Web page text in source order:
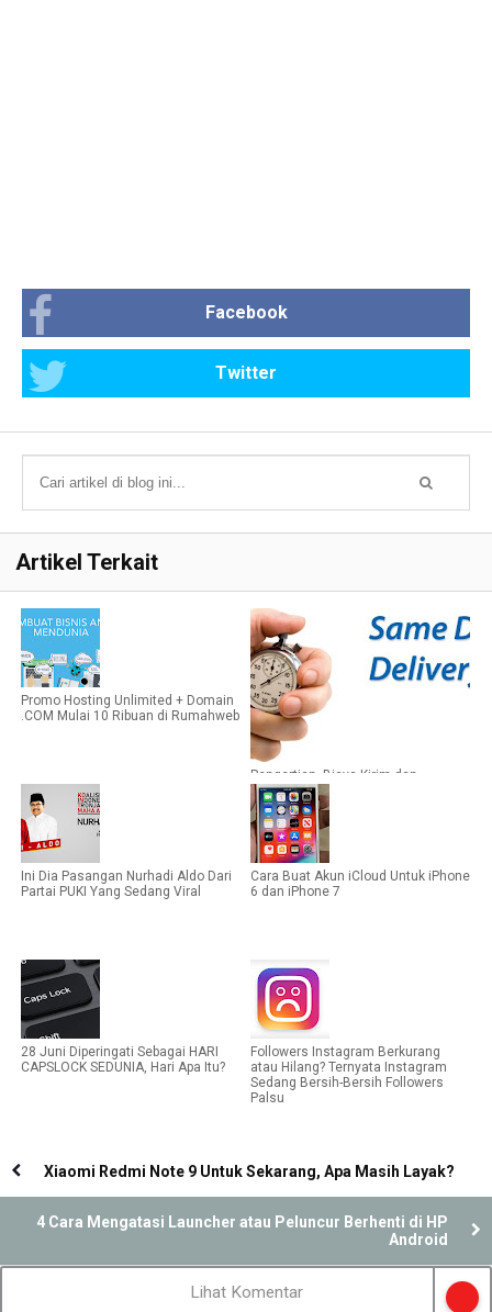
Facebook
Twitter
Artikel Terkait
Promo Hosting Unlimited + Domain
.COM Mulai 10 Ribuan di Rumahweb
Pengertian, Biaya Kirim dan
Kelebihan Same Day Service
Ini Dia Pasangan Nurhadi Aldo Dari
Partai PUKI Yang Sedang Viral
Cara Buat Akun iCloud Untuk iPhone
6 dan iPhone 7
28 Juni Diperingati Sebagai HARI
CAPSLOCK SEDUNIA, Hari Apa Itu?
Followers Instagram Berkurang
atau Hilang? Ternyata Instagram
Sedang Bersih-Bersih Followers
Palsu
Xiaomi Redmi Note 9 Untuk Sekarang, Apa Masih Layak?
4 Cara Mengatasi Launcher atau Peluncur Berhenti di HP
Android
Lihat Komentar